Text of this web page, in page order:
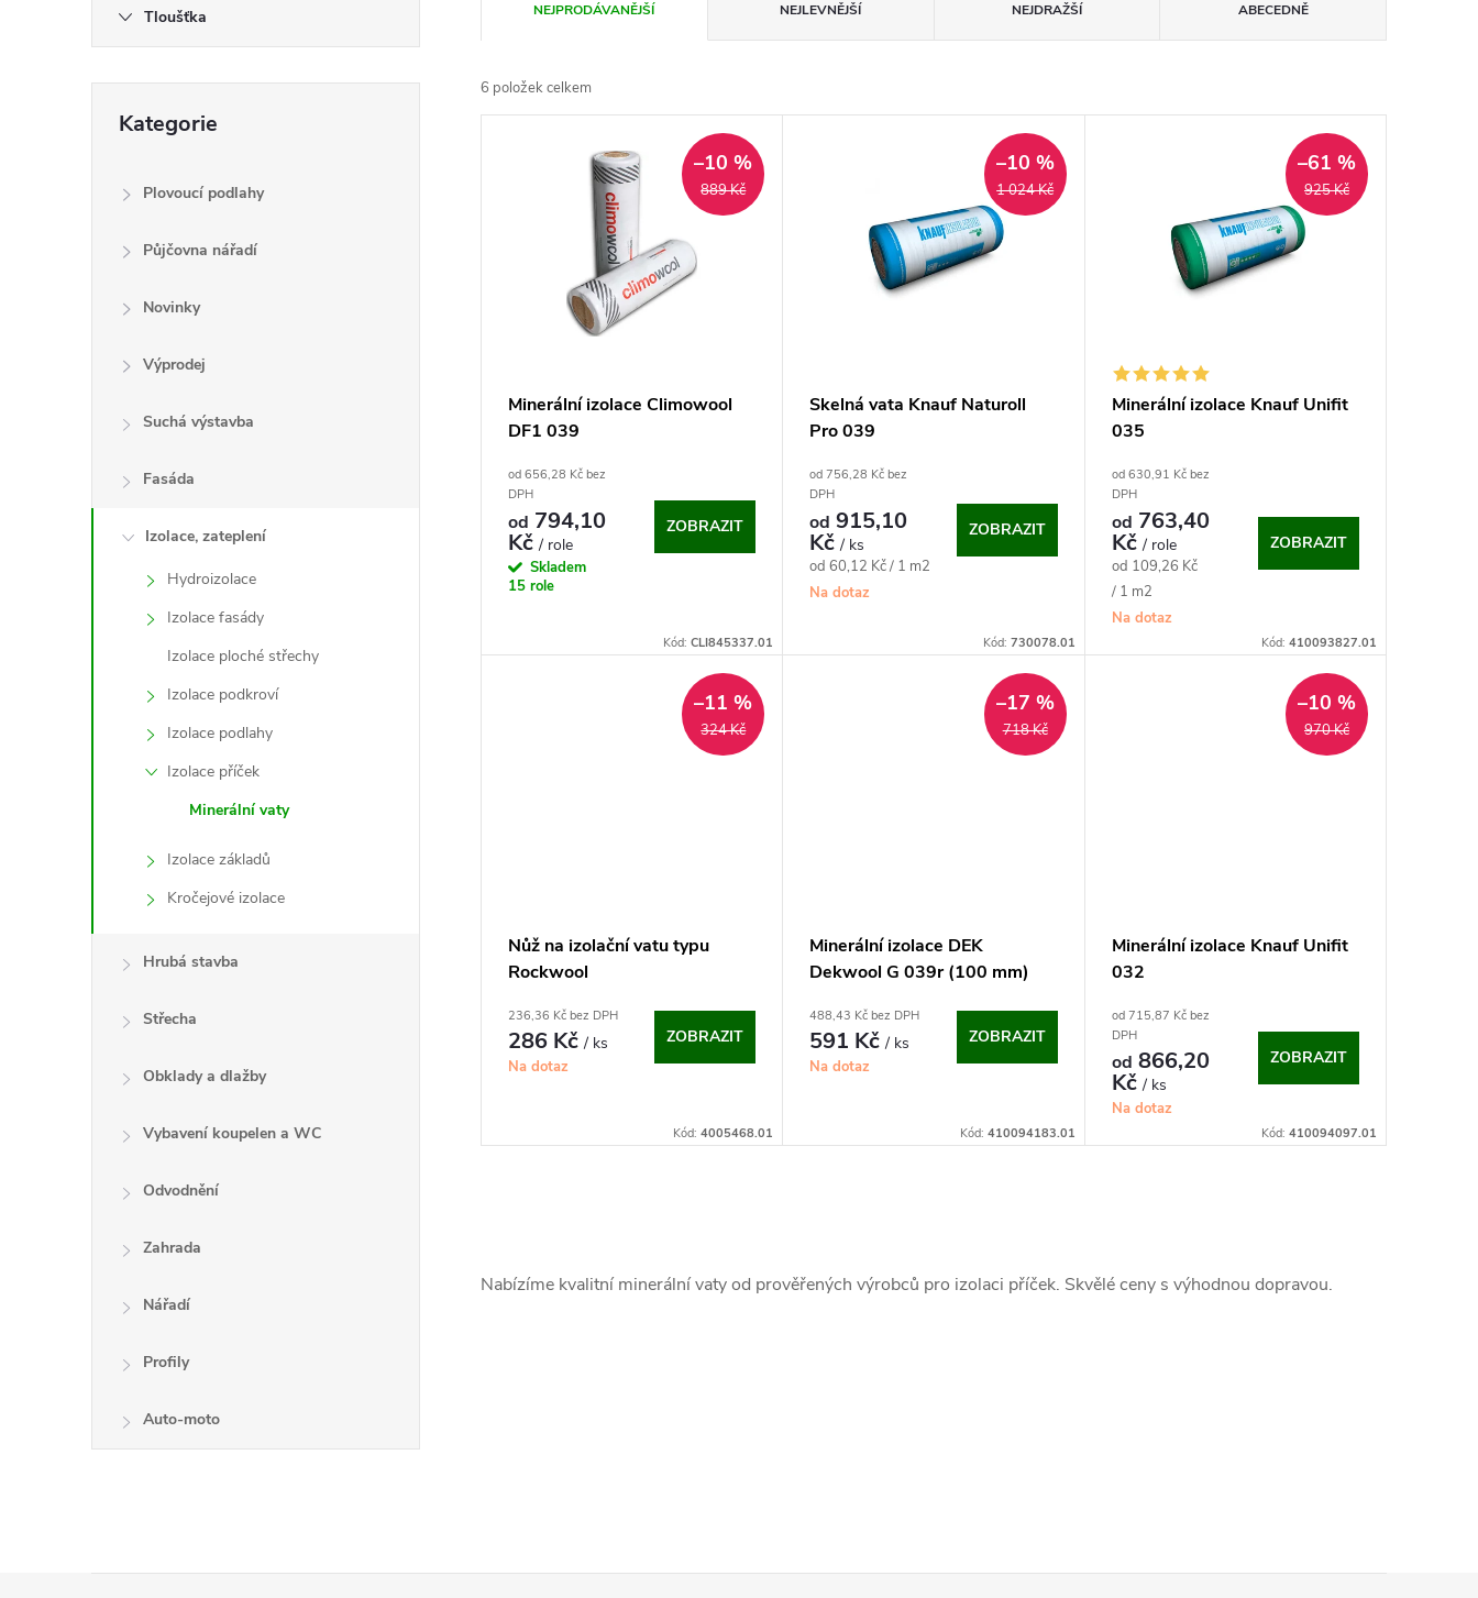
a
n
Tloušťka
kategorie
Kategorie
Plovoucí podlahy
Půjčovna nářadí
Novinky
Výprodej
Suchá výstavba
Fasáda
Izolace, zateplení
Hydroizolace
Izolace fasády
Izolace ploché střechy
Izolace podkroví
Izolace podlahy
Izolace příček
Minerální vaty
Izolace základů
Kročejové izolace
Hrubá stavba
Střecha
Obklady a dlažby
Vybavení koupelen a WC
Odvodnění
Zahrada
Nářadí
Profily
Auto-moto
a
z
t
NEJPRODÁVANĚJŠÍ NEJLEVNĚJŠÍ NEJDRAŽŠÍ ABECEDNĚ
6 položek celkem
889 Kč
–10 %
Minerální izolace Climowool
DF1 039
od 656,28 Kč bez
DPH
od 794,10
Kč/ role
Skladem
15 role
ZOBRAZIT
Kód:CLI845337.01
1 024 Kč
–10 %
Skelná vata Knauf Naturoll
Pro 039
od 756,28 Kč bez
DPH
od 915,10
Kč/ ks
Měrná
cena:
od 60,12 Kč / 1 m2
Na dotaz
ZOBRAZIT
Kód: 730078.01
925 Kč
–61 %
Minerální izolace Knauf Unifit
035
od 630,91 Kč bez
DPH
od 763,40
Kč/ role
Měrná
cena:
od 109,26 Kč
/ 1 m2
Na dotaz
ZOBRAZIT
Kód: 410093827.01
324 Kč
–11 %
Nůž na izolační vatu typu
Rockwool
236,36 Kč bez DPH
286 Kč/ ks
Na dotaz
ZOBRAZIT
Kód:4005468.01
718 Kč
–17 %
Minerální izolace DEK
Dekwool G 039r (100 mm)
488,43 Kč bez DPH
591 Kč/ ks
Na dotaz
ZOBRAZIT
Kód: 410094183.01
970 Kč
–10 %
Minerální izolace Knauf Unifit
032
od 715,87 Kč bez
DPH
od 866,20
Kč/ ks
Na dotaz
ZOBRAZIT
Kód: 410094097.01
v
p
Nabízíme kvalitní minerální vaty od prověřených výrobců pro izolaci příček. Skvělé ceny s výhodnou dopravou.